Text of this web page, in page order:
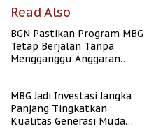
Read Also
BGN Pastikan Program MBG
Tetap Berjalan Tanpa
Mengganggu Anggaran
MBG Jadi Investasi Jangka
Panjang Tingkatkan
Kualitas Generasi Muda